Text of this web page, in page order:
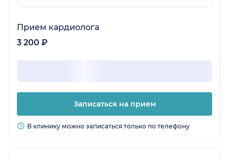
Прием кардиолога
3 200 ₽
Записаться на прием
В клинику можно записаться только по телефону